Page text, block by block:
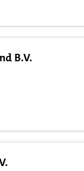
B.V.